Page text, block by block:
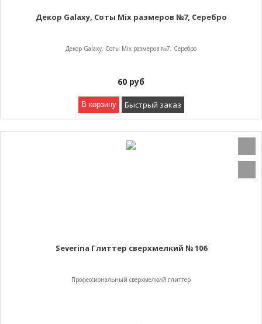
Декор Galaxy, Соты Mix размеров №7, Серебро
Декор Galaxy, Соты Mix размеров №7, Серебро
60 руб
В корзину Быстрый заказ
Severina Глиттер сверхмелкий № 106
Профессиональный сверхмелкий глиттер